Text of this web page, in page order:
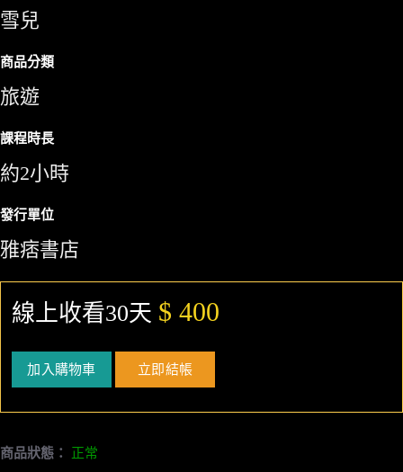
雪兒
商品分類
旅遊
課程時長
約2小時
發行單位
雅痞書店
線上收看30天 $ 400
加入購物車 立即結帳
商品狀態： 正常